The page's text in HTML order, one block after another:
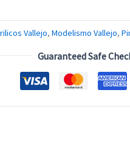
Vallejo, Modelismo Vallejo,
Guaranteed Safe